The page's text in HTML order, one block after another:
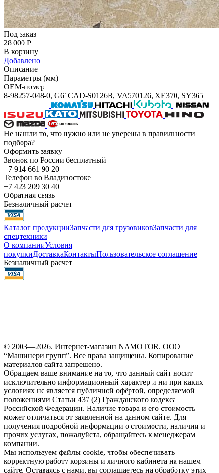
Под заказ
28 000 Р
В корзину
Добавлено
Описание
Параметры (мм)
OEM-номер
8-98257-048-0, G61CAD-S0126B, VA570126, XE370, SY365
Не нашли то, что нужно или не уверены в правильности
подбора?
Оформить заявку
Звонок по России бесплатный
+7 914 661 90 20
Телефон во Владивостоке
+7 423 209 30 40
Обратная связь
Безналичный расчет
Каталог продукцииЗапчасти для грузовиковЗапчасти для
спецтехники
О компанииУсловия
покупкиДоставкаКонтактыПользовательское соглашение
Безналичный расчет
© 2003—2026. Интернет-магазин NAMOTOR. ООО
“Машинери групп”. Все права защищены. Копирование
материалов сайта запрещено.
Обращаем ваше внимание на то, что данный сайт носит
исключительно информационный характер и ни при каких
условиях не является публичной офёртой, определяемой
положениями Статьи 437 (2) Гражданского кодекса
Российской Федерации. Наличие товара и его стоимость
может отличаться от заявленной на данном сайте. Для
получения подробной информации о стоимости, наличии и
прочих услугах, пожалуйста, обращайтесь к менеджерам
компании.
Мы используем файлы cookie, чтобы обеспечивать
корректную работу корзины и личного кабинета на нашем
сайте. Оставаясь с нами, вы соглашаетесь на обработку этих